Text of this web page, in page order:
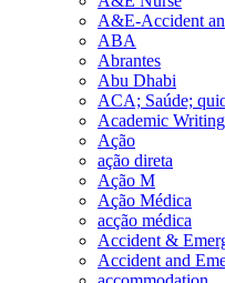
A&E-Accident
ABA
Abrantes
Abu Dhabi
ACA; Saúde;
Academic Writing
Ação
ação direta
Ação M
Ação Médica
acção médica
Accident &
Accident and